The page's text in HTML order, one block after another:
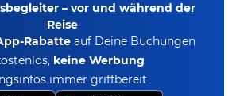
– vor und während der
Reise
Rabatte auf Deine Buchungen
keine Werbung
immer griffbereit